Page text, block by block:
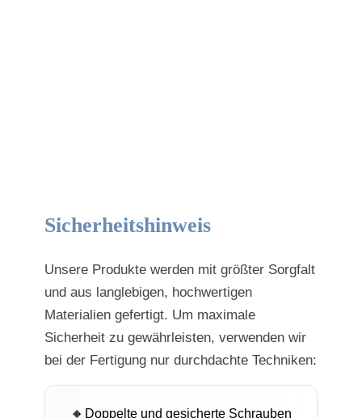
Sicherheitshinweis
Unsere Produkte werden mit größter Sorgfalt
und aus langlebigen, hochwertigen
Materialien gefertigt. Um maximale
Sicherheit zu gewährleisten, verwenden wir
bei der Fertigung nur durchdachte Techniken:
Doppelte und gesicherte Schrauben